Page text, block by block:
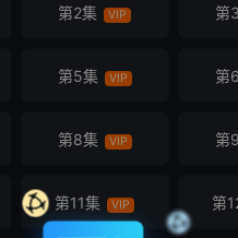
第2集 VIP 第
第5集 VIP 第
第8集 VIP 第
第11集 VIP 第